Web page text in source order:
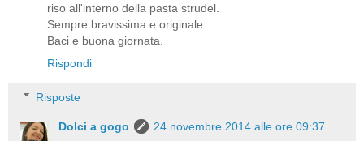
riso all'interno della pasta strudel.
Sempre bravissima e originale.
Baci e buona giornata.
Rispondi
Risposte
Dolci a gogo
24 novembre 2014 alle ore 09:37